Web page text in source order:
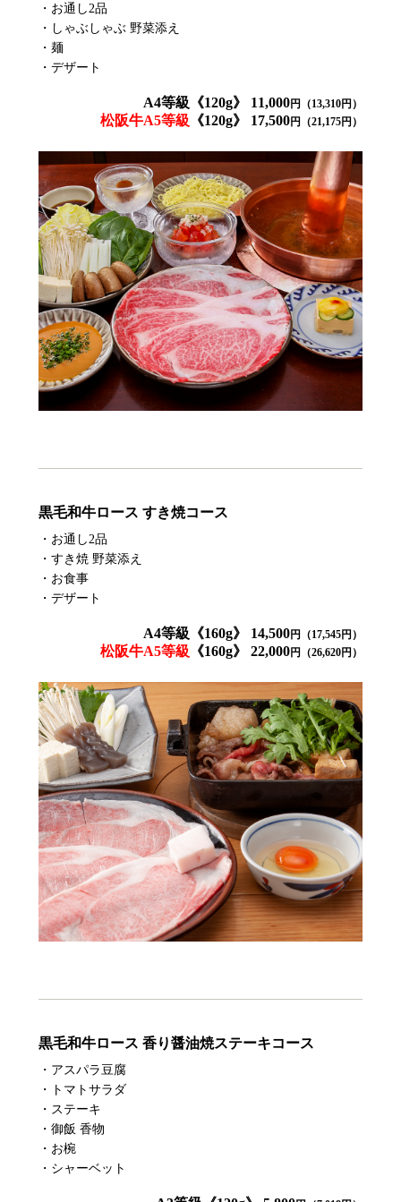
・お通し2品
・しゃぶしゃぶ 野菜添え
・麺
・デザート
A4等級《120g》 11,000円（13,310円）
松阪牛A5等級 《120g》 17,500円（21,175円）
黒毛和牛ロース すき焼コース
・お通し2品
・すき焼 野菜添え
・お食事
・デザート
A4等級《160g》 14,500円（17,545円）
松阪牛A5等級 《160g》 22,000円（26,620円）
黒毛和牛ロース 香り醤油焼ステーキコース
・アスパラ豆腐
・トマトサラダ
・ステーキ
・御飯 香物
・お椀
・シャーベット